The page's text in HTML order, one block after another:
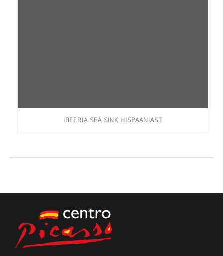
IBEERIA SEA SINK HISPAANIAST